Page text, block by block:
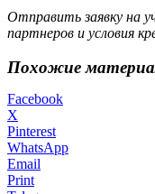
Отправить заявку на
партнеров и условия
Похожие
Facebook
X
Pinterest
WhatsApp
Email
Print